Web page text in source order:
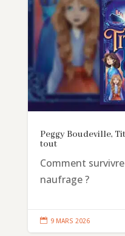
Peggy Boudeville,
tout
Comment
naufrage ?
 9 MARS 2026